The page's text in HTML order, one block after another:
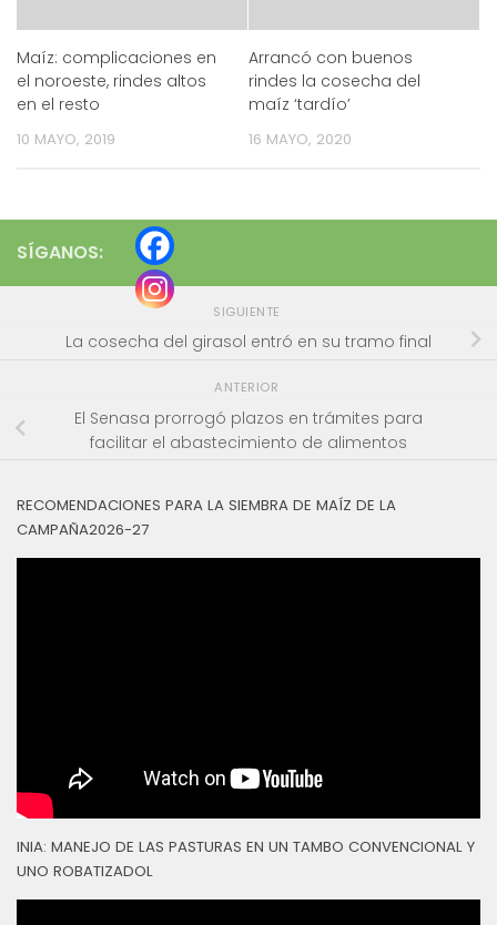
Maíz: complicaciones en
el noroeste, rindes altos
en el resto
10 MAYO, 2019
Arrancó con buenos
rindes la cosecha del
maíz ‘tardío’
16 MAYO, 2020
SÍGANOS:
SIGUIENTE
La cosecha del girasol entró en su tramo final
ANTERIOR
El Senasa prorrogó plazos en trámites para
facilitar el abastecimiento de alimentos
RECOMENDACIONES PARA LA SIEMBRA DE MAÍZ DE LA
CAMPAÑA2026-27
INIA: MANEJO DE LAS PASTURAS EN UN TAMBO CONVENCIONAL Y
UNO ROBATIZADOL